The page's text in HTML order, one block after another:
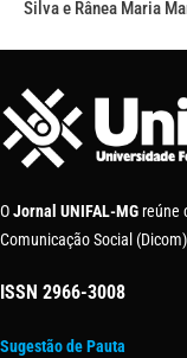
Silva e Rânea Maria
OJornal UNIFAL-MG reúne
Comunicação Social
ISSN 2966-3008
Sugestão de Pauta